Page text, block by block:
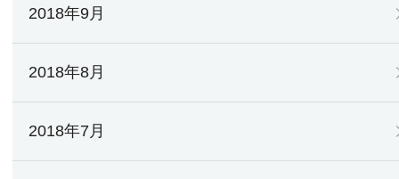
2018年9月
2018年8月
2018年7月